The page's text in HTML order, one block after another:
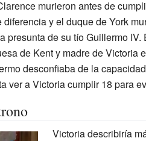
murieron antes de
y el duque de York
presunta de su tío Guillermo IV.
de Kent y madre de Victoria
desconfiaba de la
ver a Victoria cumplir 18 para
Victoria describiría